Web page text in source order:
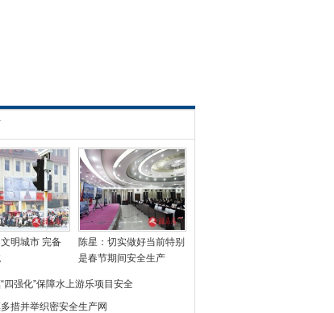
明城市 完备
陈星：切实做好当前特别
是春节期间安全生产
四强化”保障水上游乐项目安全
措并举织密安全生产网